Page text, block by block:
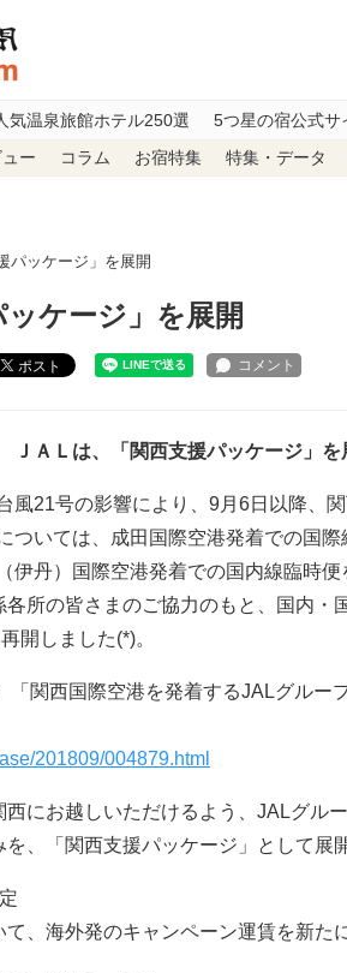
気温泉旅館ホテル250選 5つ星の宿公式サ
ー コラム お宿特集 特集・データ
パッケージ」を展開
ッケージ」を展開
ポスト
ＪＡＬは、「関西支援パッケージ」を
風21号の影響により、9月6日以降、
ついては、成田国際空港発着での国際
（伊丹）国際空港発着での国内線臨時
所の皆さまのご協力のもと、国内・
開しました(*)。
「関西国際空港を発着するJALグルー
201809/004879.html
にお越しいただけるよう、JALグル
、「関西支援パッケージ」として展
、海外発のキャンペーン運賃を新た